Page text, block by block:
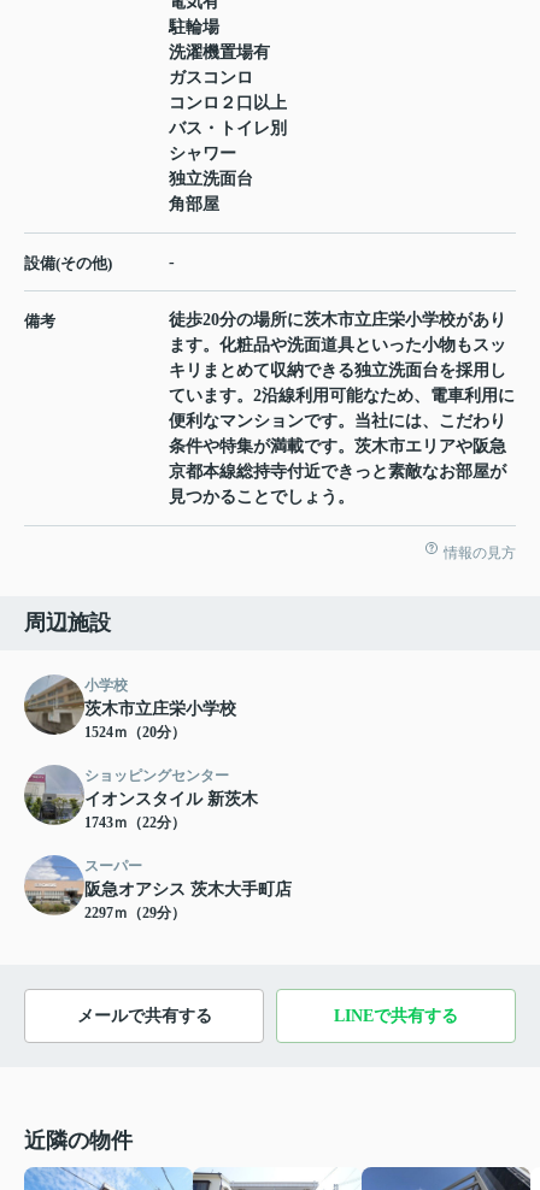
駐輪場
洗濯機置場有
ガスコンロ
コンロ２口以上
バス・トイレ別
シャワー
独立洗面台
角部屋
設備(その他) -
備考
徒歩20分の場所に茨木市立庄栄小学校があり
ます。化粧品や洗面道具といった小物もスッ
キリまとめて収納できる独立洗面台を採用し
ています。2沿線利用可能なため、電車利用に
便利なマンションです。当社には、こだわり
条件や特集が満載です。茨木市エリアや阪急
京都本線総持寺付近できっと素敵なお部屋が
見つかることでしょう。
情報の見方
周辺施設
小学校
茨木市立庄栄小学校
1524ｍ（20分）
ショッピングセンター
イオンスタイル 新茨木
1743ｍ（22分）
スーパー
阪急オアシス 茨木大手町店
2297ｍ（29分）
メールで共有する LINEで共有する
近隣の物件